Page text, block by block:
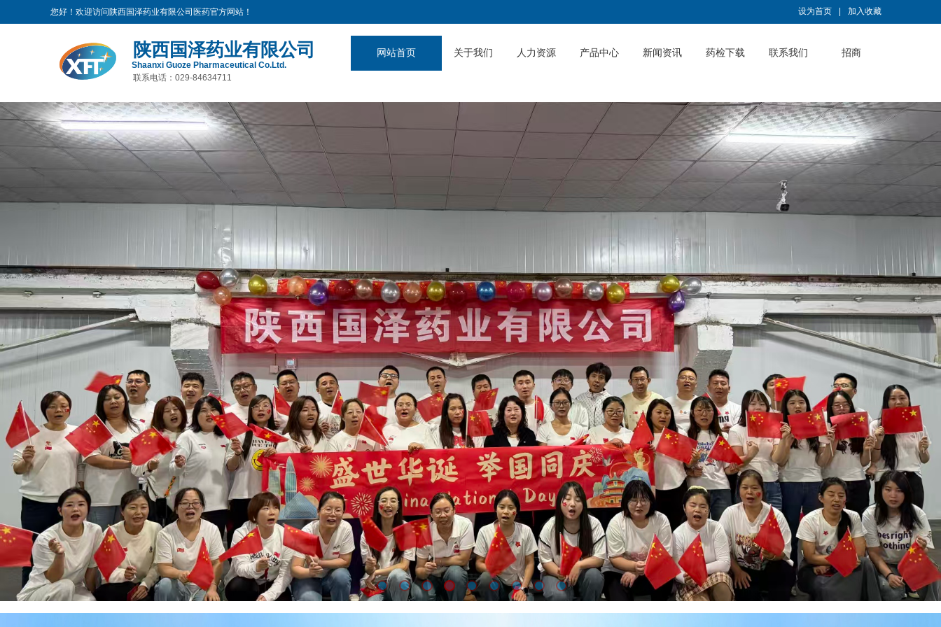
您好！欢迎访问陕西国泽药业有限公司医药官方网站！ 设为首页 加入收藏
Shaanxi Guoze Pharmaceutical Co.Ltd.
陕西国泽药业有限公司
医药有限公司
网站首页 关于我们 人力资源 产品中心 新闻资讯 药检下载 联系我们 招商
联系电话：029-84634711